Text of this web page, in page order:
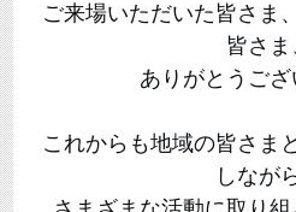
ご来場いただいた皆さま
皆さま
ありがとうござ
これからも地域の皆さま
しなが